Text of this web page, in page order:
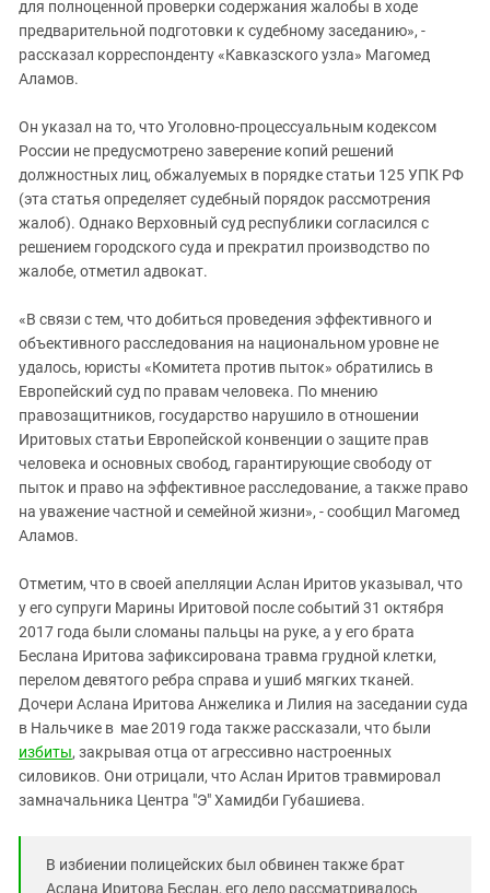
для полноценной проверки содержания жалобы в ходе
предварительной подготовки к судебному заседанию», -
рассказал корреспонденту «Кавказского узла» Магомед
Аламов.
Он указал на то, что Уголовно-процессуальным кодексом
России не предусмотрено заверение копий решений
должностных лиц, обжалуемых в порядке статьи 125 УПК РФ
(эта статья определяет судебный порядок рассмотрения
жалоб). Однако Верховный суд республики согласился с
решением городского суда и прекратил производство по
жалобе, отметил адвокат.
«В связи с тем, что добиться проведения эффективного и
объективного расследования на национальном уровне не
удалось, юристы «Комитета против пыток» обратились в
Европейский суд по правам человека. По мнению
правозащитников, государство нарушило в отношении
Иритовых статьи Европейской конвенции о защите прав
человека и основных свобод, гарантирующие свободу от
пыток и право на эффективное расследование, а также право
на уважение частной и семейной жизни», - сообщил Магомед
Аламов.
Отметим, что в своей апелляции Аслан Иритов указывал, что
у его супруги Марины Иритовой после событий 31 октября
2017 года были сломаны пальцы на руке, а у его брата
Беслана Иритова зафиксирована травма грудной клетки,
перелом девятого ребра справа и ушиб мягких тканей.
Дочери Аслана Иритова Анжелика и Лилия на заседании суда
в Нальчике в мае 2019 года также рассказали, что были
избиты, закрывая отца от агрессивно настроенных
силовиков. Они отрицали, что Аслан Иритов травмировал
замначальника Центра "Э" Хамидби Губашиева.
В избиении полицейских был обвинен также брат
Аслана Иритова Беслан, его дело рассматривалось